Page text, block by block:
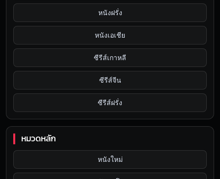
หนังฝรั่ง
หนังเอเชีย
ซีรีส์เกาหลี
ซีรีส์จีน
ซีรีส์ฝรั่ง
หมวดหลัก
หนังใหม่